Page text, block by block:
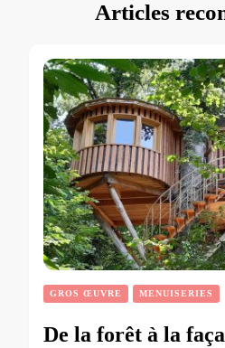
Articles
GROS ŒUVRE MENUISERIES
De la forêt à la